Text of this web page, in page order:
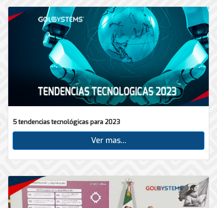
5 tendencias tecnológicas para 2023
Ver mas...